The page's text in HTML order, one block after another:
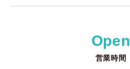
Open
営業時間